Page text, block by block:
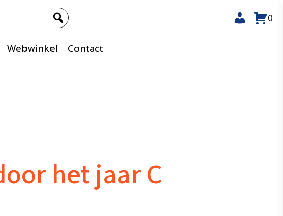
Webwinkel Contact
0
het jaar C